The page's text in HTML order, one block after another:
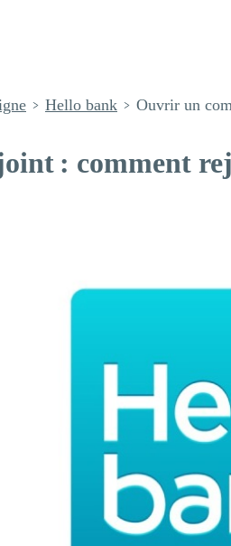
Hello bank Ouvrir un
: comment